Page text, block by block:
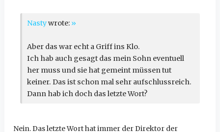
Nastywrote: »
Aber das war echt a Griff ins Klo.
Ich hab auch gesagt das mein Sohn eventuell
her muss und sie hat gemeint müssen tut
keiner. Das ist schon mal sehr aufschlussreich.
Dann hab ich doch das letzte Wort?
Nein. Das letzte Wort hat immer der Direktor der